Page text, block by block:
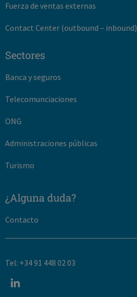
Fuerza de ventas externas
Contact Center (outbound – inbound)
Sectores
Banca y seguros
Telecomunciaciones
ONG
Administraciones públicas
Turismo
¿Alguna duda?
Contacto
Tel: +34 91 448 02 03